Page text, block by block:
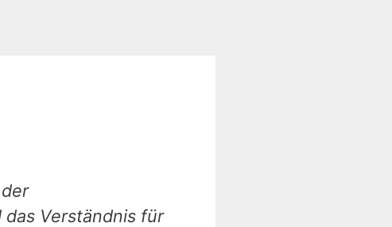
das Verständnis für